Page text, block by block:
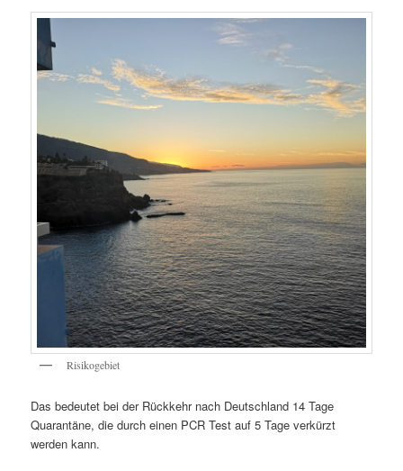
Risikogebiet
Das bedeutet bei der Rückkehr nach Deutschland 14 Tage
Quarantäne, die durch einen PCR Test auf 5 Tage verkürzt
werden kann.